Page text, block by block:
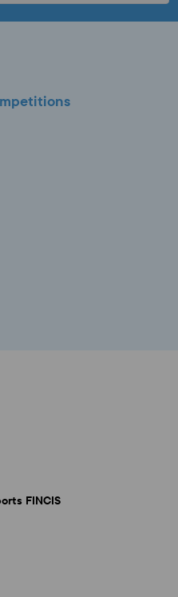
FINCIS